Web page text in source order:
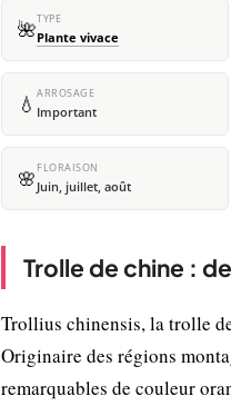
🌺TYPE
Plante vivace
💧 ARROSAGE
Important
🌸 FLORAISON
Juin, juillet, août
Trolle de chine :
Trollius chinensis, la trolle
Originaire des régions
remarquables de couleur